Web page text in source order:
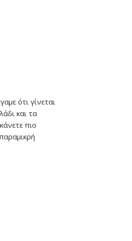
ότι γίνεται
και τα
πιο